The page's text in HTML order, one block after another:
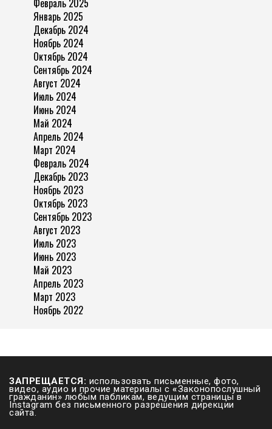
Февраль 2025
Январь 2025
Декабрь 2024
Ноябрь 2024
Октябрь 2024
Сентябрь 2024
Август 2024
Июль 2024
Июнь 2024
Май 2024
Апрель 2024
Март 2024
Февраль 2024
Декабрь 2023
Ноябрь 2023
Октябрь 2023
Сентябрь 2023
Август 2023
Июль 2023
Июнь 2023
Май 2023
Апрель 2023
Март 2023
Ноябрь 2022
ЗАПРЕЩАЕТСЯ: использовать письменные, фото,
видео, аудио и прочие материалы с «Законопослушный
гражданин» любым пабликам, ведущим страницы в
Instagram без письменного разрешения дирекции
сайта.